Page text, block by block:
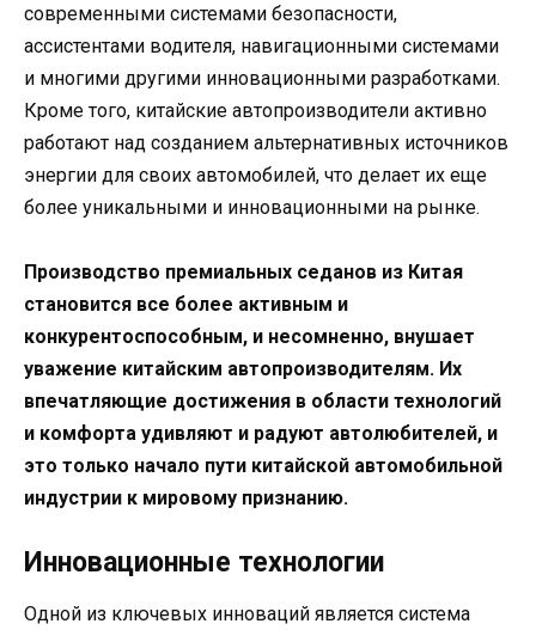
современными системами безопасности,
ассистентами водителя, навигационными системами
и многими другими инновационными разработками.
Кроме того, китайские автопроизводители активно
работают над созданием альтернативных источников
энергии для своих автомобилей, что делает их еще
более уникальными и инновационными на рынке.
Производство премиальных седанов из Китая
становится все более активным и
конкурентоспособным, и несомненно, внушает
уважение китайским автопроизводителям. Их
впечатляющие достижения в области технологий
и комфорта удивляют и радуют автолюбителей, и
это только начало пути китайской автомобильной
индустрии к мировому признанию.
Инновационные технологии
Одной из ключевых инноваций является система